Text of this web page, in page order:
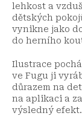
lehkost a
dětských
vynikne jako
do herního
Ilustrace
ve Fugu ji
důrazem na
na aplikaci a
výsledný efekt.